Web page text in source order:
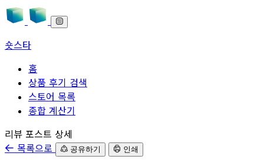
숏스타
홈
상품 후기 검색
스토어 목록
종합 계산기
본문으로 바로가기
리뷰 포스트 상세
목록으로
공유하기 인쇄